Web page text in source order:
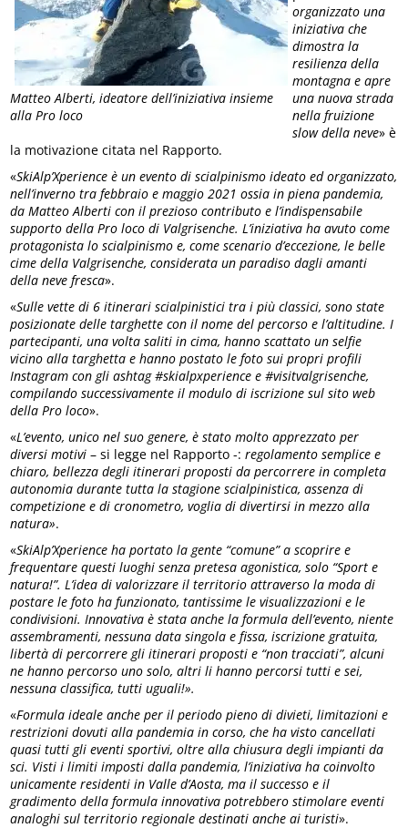
Matteo Alberti, ideatore dell’iniziativa insieme
alla Pro loco
organizzato una
iniziativa che
dimostra la
resilienza della
montagna e apre
una nuova strada
nella fruizione
slow della neve» è
la motivazione citata nel Rapporto.
«SkiAlp’Xperience è un evento di scialpinismo ideato ed organizzato,
nell’inverno tra febbraio e maggio 2021 ossia in piena pandemia,
da Matteo Alberti con il prezioso contributo e l’indispensabile
supporto della Pro loco di Valgrisenche. L’iniziativa ha avuto come
protagonista lo scialpinismo e, come scenario d’eccezione, le belle
cime della Valgrisenche, considerata un paradiso dagli amanti
della neve fresca».
«Sulle vette di 6 itinerari scialpinistici tra i più classici, sono state
posizionate delle targhette con il nome del percorso e l’altitudine. I
partecipanti, una volta saliti in cima, hanno scattato un selfie
vicino alla targhetta e hanno postato le foto sui propri profili
Instagram con gli ashtag #skialpxperience e #visitvalgrisenche,
compilando successivamente il modulo di iscrizione sul sito web
della Pro loco».
«L’evento, unico nel suo genere, è stato molto apprezzato per
diversi motivi – si legge nel Rapporto -: regolamento semplice e
chiaro, bellezza degli itinerari proposti da percorrere in completa
autonomia durante tutta la stagione scialpinistica, assenza di
competizione e di cronometro, voglia di divertirsi in mezzo alla
natura».
«SkiAlp’Xperience ha portato la gente “comune” a scoprire e
frequentare questi luoghi senza pretesa agonistica, solo “Sport e
natura!”. L’idea di valorizzare il territorio attraverso la moda di
postare le foto ha funzionato, tantissime le visualizzazioni e le
condivisioni. Innovativa è stata anche la formula dell’evento, niente
assembramenti, nessuna data singola e fissa, iscrizione gratuita,
libertà di percorrere gli itinerari proposti e “non tracciati”, alcuni
ne hanno percorso uno solo, altri li hanno percorsi tutti e sei,
nessuna classifica, tutti uguali!».
«Formula ideale anche per il periodo pieno di divieti, limitazioni e
restrizioni dovuti alla pandemia in corso, che ha visto cancellati
quasi tutti gli eventi sportivi, oltre alla chiusura degli impianti da
sci. Visti i limiti imposti dalla pandemia, l’iniziativa ha coinvolto
unicamente residenti in Valle d’Aosta, ma il successo e il
gradimento della formula innovativa potrebbero stimolare eventi
analoghi sul territorio regionale destinati anche ai turisti».